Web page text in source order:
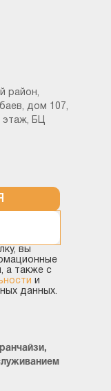
район,
дом 107,
этаж, БЦ
вы
а также с
и
данных.